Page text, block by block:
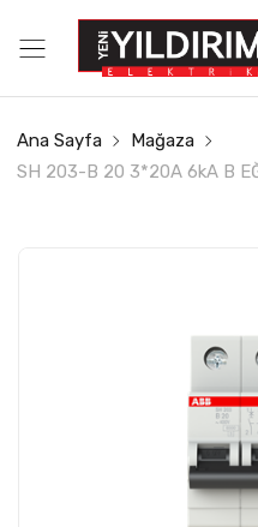
Ana Sayfa
Mağaza
SH 203-B 20 3*20A 6kA B